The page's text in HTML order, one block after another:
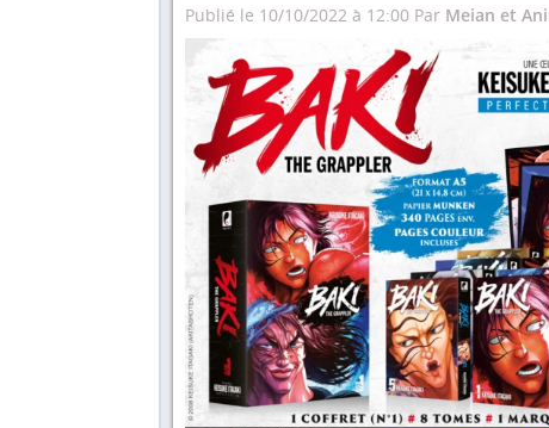
Publié le 10/10/2022 à 12:00 Par Meian et